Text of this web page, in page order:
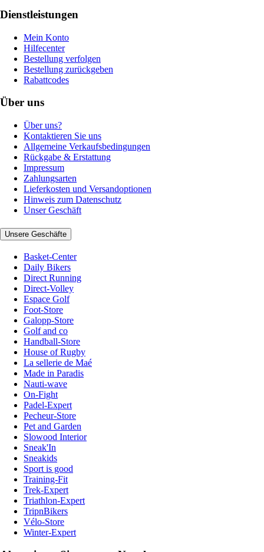
Dienstleistungen
Mein Konto
Hilfecenter
Bestellung verfolgen
Bestellung zurückgeben
Rabattcodes
Über uns
Über uns?
Kontaktieren Sie uns
Allgemeine Verkaufsbedingungen
Rückgabe & Erstattung
Impressum
Zahlungsarten
Lieferkosten und Versandoptionen
Hinweis zum Datenschutz
Unser Geschäft
Unsere Geschäfte
Basket-Center
Daily Bikers
Direct Running
Direct-Volley
Espace Golf
Foot-Store
Galopp-Store
Golf and co
Handball-Store
House of Rugby
La sellerie de Maé
Made in Paradis
Nauti-wave
On-Fight
Padel-Expert
Pecheur-Store
Pet and Garden
Slowood Interior
Sneak'In
Sneakids
Sport is good
Training-Fit
Trek-Expert
Triathlon-Expert
TripnBikers
Vélo-Store
Winter-Expert